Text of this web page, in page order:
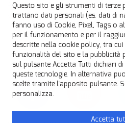
Auto Schio di Benvegnù Mario
Via A. Pacinotti, 15, 36066, Sandrigo
C.F/P.IVA:IT04470310246
Registro delle imprese: VI
Questo sito e gli strumenti di terze
trattano dati personali (es. dati di
fanno uso di Cookie, Pixel, Tags o
per il funzionamento e per il
descritte nella cookie policy, tra
funzionalità del sito e la pubblicità
sul pulsante Accetta Tutti dichiari
queste tecnologie. In alternativa
scelte tramite l'apposito pulsante.
personalizza.
Accetta